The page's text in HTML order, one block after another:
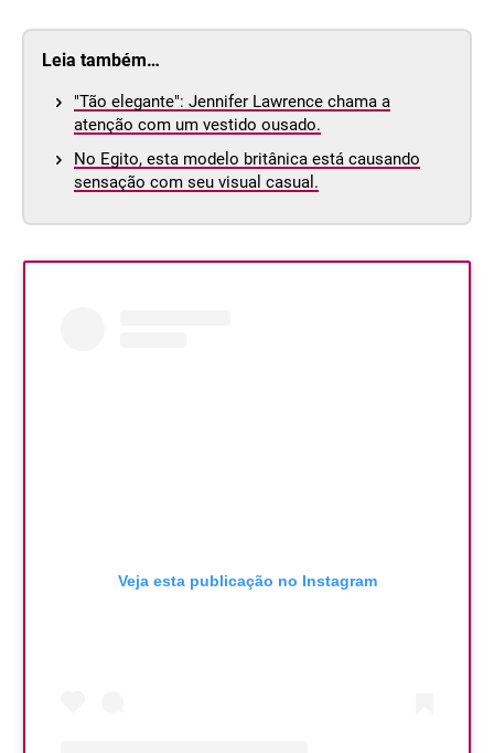
Leia também…
"Tão elegante": Jennifer Lawrence chama a
atenção com um vestido ousado.
No Egito, esta modelo britânica está causando
sensação com seu visual casual.
Veja esta publicação no Instagram